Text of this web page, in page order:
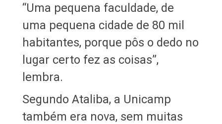
“Uma pequena faculdade, de
uma pequena cidade de 80 mil
habitantes, porque pôs o dedo no
lugar certo fez as coisas”,
lembra.
Segundo Ataliba, a Unicamp
também era nova, sem muitas